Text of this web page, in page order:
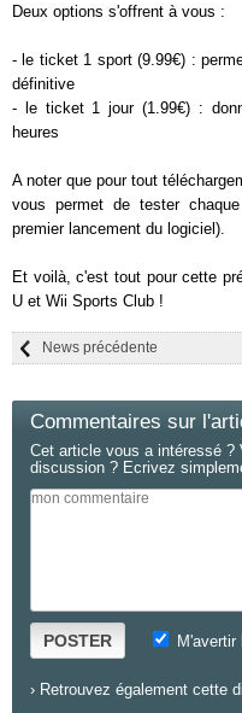
Deux options s'offrent à vous :
- le ticket 1 sport (9.99€) :
définitive
- le ticket 1 jour (1.99€) :
heures
A noter que pour tout
vous permet de tester
premier lancement du logiciel).
Et voilà, c'est tout pour cette
U et Wii Sports Club !
News précédente
Commentaires sur
Cet article vous a intéressé ?
discussion ? Ecrivez
POSTER
› Retrouvez également cette